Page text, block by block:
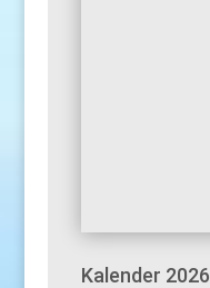
Kalender 2026